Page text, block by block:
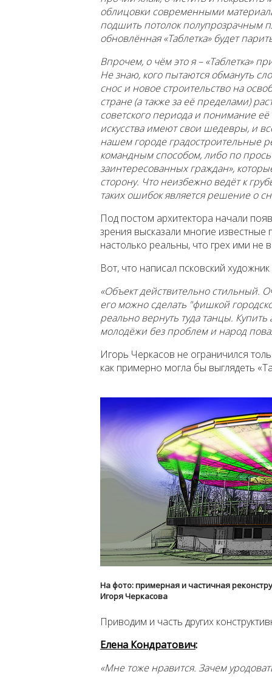
облицовки современными
подшить потолок полупрозрачным
обновлённая «Таблетка» будет
Впрочем, о чём это я – «Таблетка»
Не знаю, кого пытаются обмануть
снос и новое строительство на
стране (а также за её пределами)
советского периода и понимание
искусства имеют свои шедевры, и
нашем городе градостроительные
командным способом, либо по
заинтересованных граждан»,
сторону. Что неизбежно ведёт к
таких ошибок является решение о
Под постом архитектора начали
зрения высказали многие
настолько реальны, что грех ими не
Вот, что написал псковский
«Объект действительно стильный.
его можно сделать "фишкой
реально вернуть туда танцы.
молодёжи без проблем и народ
Игорь Черкасов не ограничился
как примерно могла бы выглядеть
На фото: примерная и частичная
Игоря Черкасова
Приводим и часть других
Елена Кондратович:
«Мне тоже нравится. Зачем